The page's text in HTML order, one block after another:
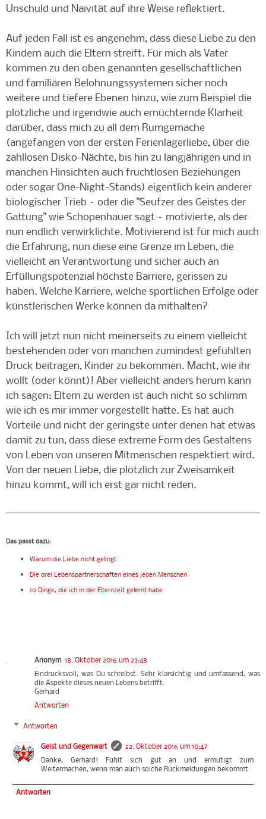
Unschuld und Naivität auf ihre Weise reflektiert.
Auf jeden Fall ist es angenehm, dass diese Liebe zu den
Kindern auch die Eltern streift. Für mich als Vater
kommen zu den oben genannten gesellschaftlichen
und familiären Belohnungssystemen sicher noch
weitere und tiefere Ebenen hinzu, wie zum Beispiel die
plötzliche und irgendwie auch ernüchternde Klarheit
darüber, dass mich zu all dem Rumgemache
(angefangen von der ersten Ferienlagerliebe, über die
zahllosen Disko-Nächte, bis hin zu langjährigen und in
manchen Hinsichten auch fruchtlosen Beziehungen
oder sogar One-Night-Stands) eigentlich kein anderer
biologischer Trieb – oder die "Seufzer des Geistes der
Gattung" wie Schopenhauer sagt – motivierte, als der
nun endlich verwirklichte. Motivierend ist für mich auch
die Erfahrung, nun diese eine Grenze im Leben, die
vielleicht an Verantwortung und sicher auch an
Erfüllungspotenzial höchste Barriere, gerissen zu
haben. Welche Karriere, welche sportlichen Erfolge oder
künstlerischen Werke können da mithalten?
Ich will jetzt nun nicht meinerseits zu einem vielleicht
bestehenden oder von manchen zumindest gefühlten
Druck beitragen, Kinder zu bekommen. Macht, wie ihr
wollt (oder könnt)! Aber vielleicht anders herum kann
ich sagen: Eltern zu werden ist auch nicht so schlimm
wie ich es mir immer vorgestellt hatte. Es hat auch
Vorteile und nicht der geringste unter denen hat etwas
damit zu tun, dass diese extreme Form des Gestaltens
von Leben von unseren Mitmenschen respektiert wird.
Von der neuen Liebe, die plötzlich zur Zweisamkeit
hinzu kommt, will ich erst gar nicht reden.
Das passt dazu:
Warum die Liebe nicht gelingt
Die drei Lebenspartnerschaften eines jeden Menschen
10 Dinge, die ich in der Elternzeit gelernt habe
Anonym 18. Oktober 2016 um 23:48
Eindrucksvoll, was Du schreibst. Sehr klarsichtig und umfassend, was
die Aspekte dieses neuen Lebens betrifft.
Gerhard
Antworten
Antworten
Geist und Gegenwart
22. Oktober 2016 um 10:47
Danke, Gerhard! Fühlt sich gut an und ermutigt zum
Weitermachen, wenn man auch solche Rückmeldungen bekommt.
Antworten